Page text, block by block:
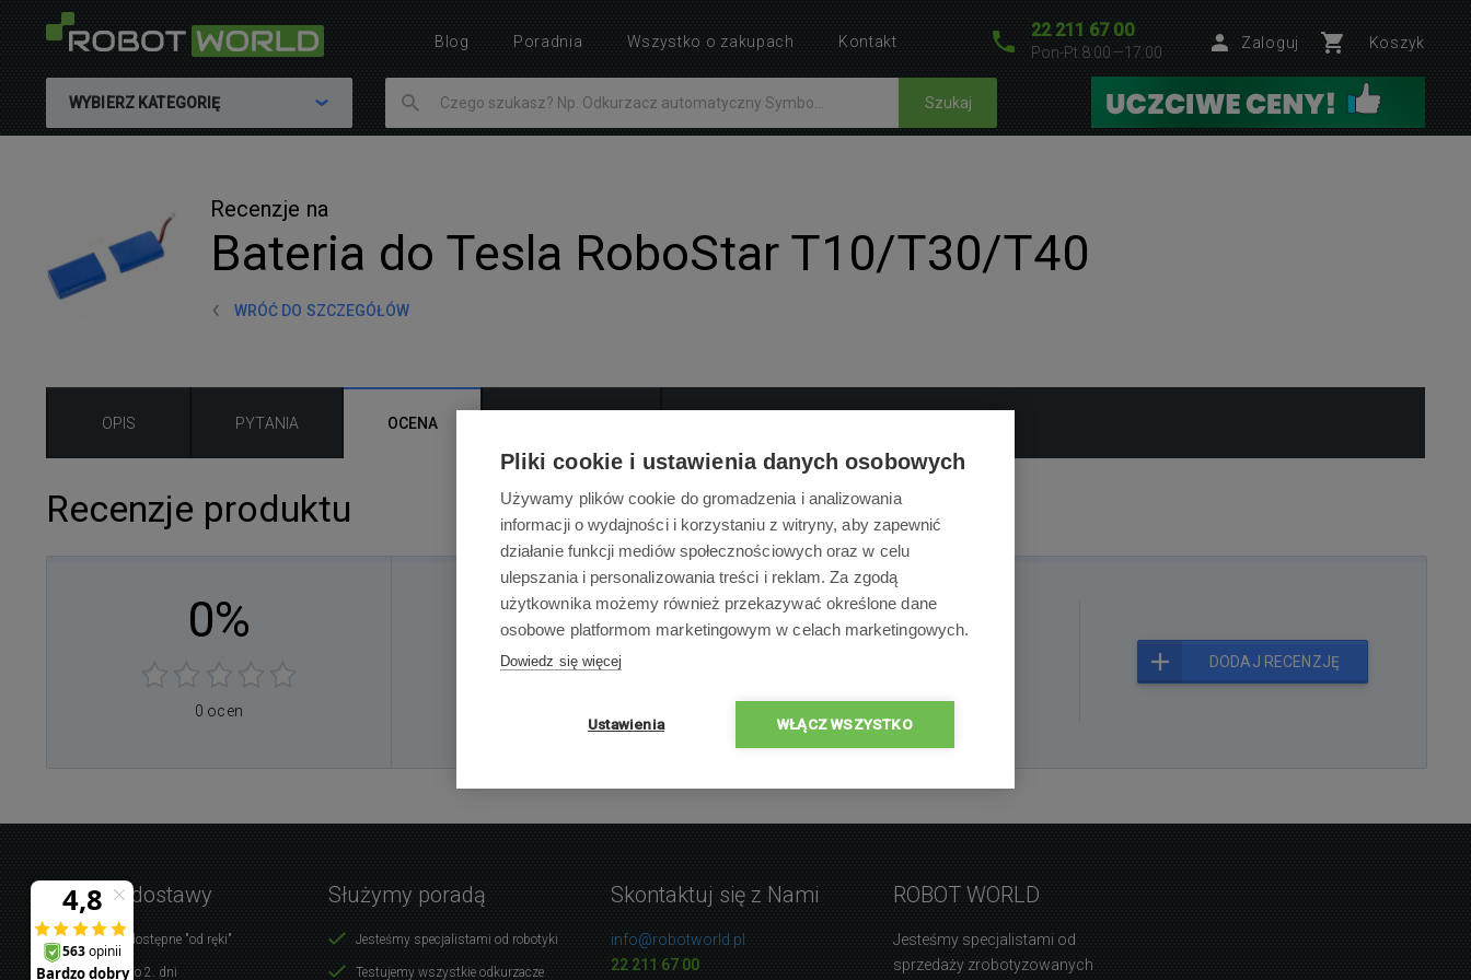
22 211 67 00
Pon-Pt 8:00—17:00
Zaloguj Koszyk
WYBIERZ KATEGORIĘ Szukaj
Recenzje na
Bateria do Tesla RoboStar T10/T30/T40
WRÓĆ DO SZCZEGÓŁÓW
OPIS PYTANIA OCENA
Recenzje produktu
0%
0 ocen
×
×
×
DODAJ RECENZJĘ
Blog Poradnia Wszystko o zakupach Kontakt
Warunki dostawy
Produkty dostępne "od ręki"
Dostawa do 2. dni
Służymy poradą
Jesteśmy specjalistami od robotyki
Testujemy wszystkie odkurzacze
Skontaktuj się z Nami
info@robotworld.pl
22 211 67 00
ROBOT WORLD
Jesteśmy specjalistami od
sprzedaży zrobotyzowanych
Pliki cookie i ustawienia danych osobowych
Używamy plików cookie do gromadzenia i analizowania
informacji o wydajności i korzystaniu z witryny, aby zapewnić
działanie funkcji mediów społecznościowych oraz w celu
ulepszania i personalizowania treści i reklam. Za zgodą
użytkownika możemy również przekazywać określone dane
osobowe platformom marketingowym w celach marketingowych.
Dowiedz się więcej
Ustawienia WŁĄCZ WSZYSTKO